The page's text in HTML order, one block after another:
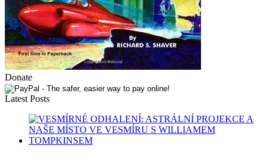
Donate
Latest Posts